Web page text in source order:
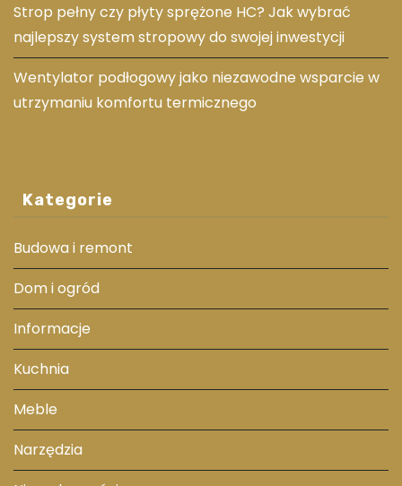
Strop pełny czy płyty sprężone HC? Jak wybrać
najlepszy system stropowy do swojej inwestycji
Wentylator podłogowy jako niezawodne wsparcie w
utrzymaniu komfortu termicznego
Kategorie
Budowa i remont
Dom i ogród
Informacje
Kuchnia
Meble
Narzędzia